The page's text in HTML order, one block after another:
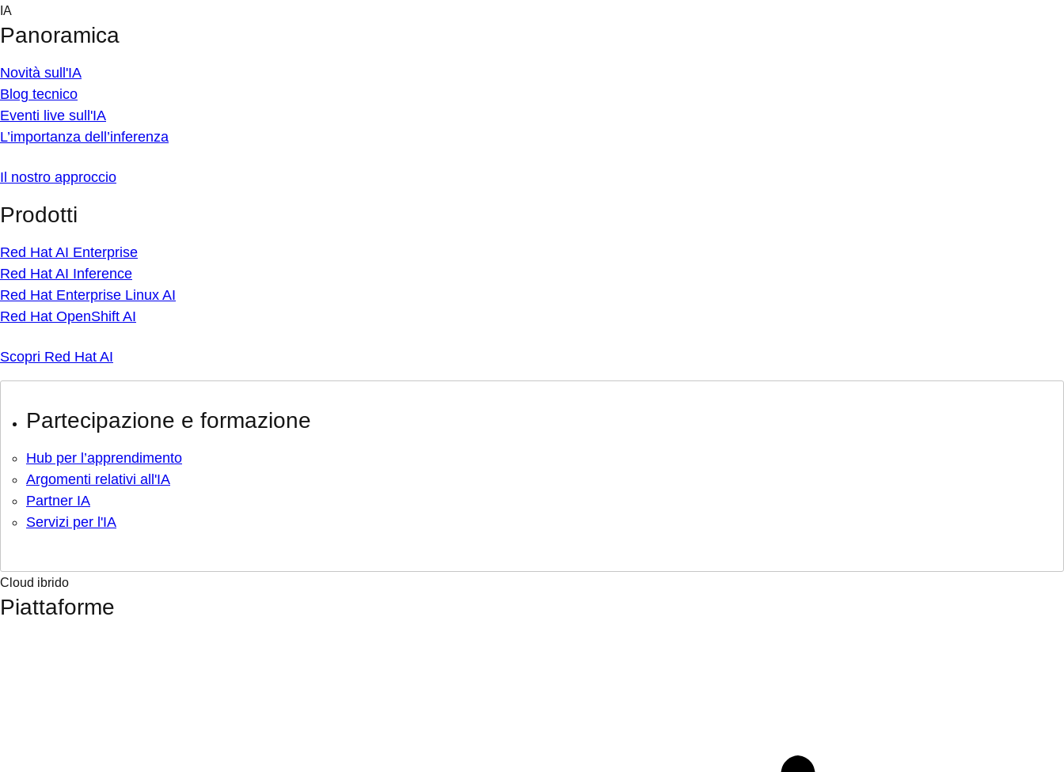
Skip
content
IA
Panoramica
Novità sull'IA
Blog tecnico
Eventi live sull'IA
L’importanza dell’inferenza
Il nostro approccio
Prodotti
Red Hat AI Enterprise
Red Hat AI Inference
Red Hat Enterprise Linux AI
Red Hat OpenShift AI
Scopri Red Hat AI
Partecipazione e formazione
Hub per l’apprendimento
Argomenti relativi all'IA
Partner IA
Servizi per l'IA
Cloud ibrido
Piattaforme